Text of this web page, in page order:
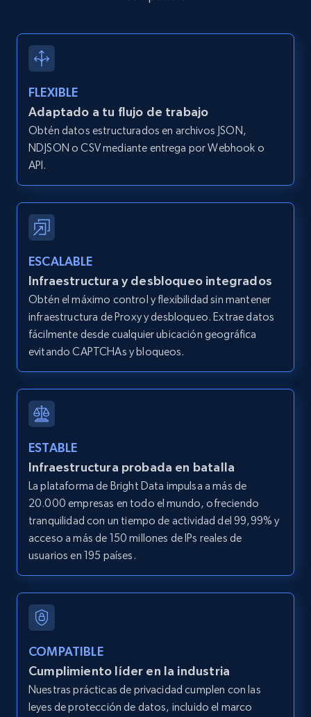
Amazon products global dataset -
Collecting products by keyword search
Title, Seller name, Brand, Description, Initial
price, Currency, Availability, Reviews count, and
more.
Amazon products global dataset - Collects
products by best sellers category URL
Title, Seller name, Brand, Description, Initial
price, Currency, Availability, Reviews count, and
more.
2.1K+ 375+ Prueba gratuita
Amazon products global dataset - Collect
Title, Seller name, Brand, Description, Initial
price, Currency, Availability, Reviews count, and
more.
375+
Amazon products global dataset - Collect
products from Brands URLs
Title, Seller name, Brand, Description, Initial
price, Currency, Availability, Reviews count, and
more.
FLEXIBLE
Adaptado a tu flujo de trabajo
Obtén datos estructurados en archivos JSON,
NDJSON o CSV mediante entrega por Webhook o
API.
ESCALABLE
Infraestructura y desbloqueo integrados
Obtén el máximo control y flexibilidad sin mantener
infraestructura de Proxy y desbloqueo. Extrae datos
fácilmente desde cualquier ubicación geográfica
evitando CAPTCHAs y bloqueos.
ESTABLE
Infraestructura probada en batalla
La plataforma de Bright Data impulsa a más de
20.000 empresas en todo el mundo, ofreciendo
tranquilidad con un tiempo de actividad del 99,99% y
acceso a más de 150 millones de IPs reales de
usuarios en 195 países.
COMPATIBLE
Cumplimiento líder en la industria
Nuestras prácticas de privacidad cumplen con las
leyes de protección de datos, incluido el marco